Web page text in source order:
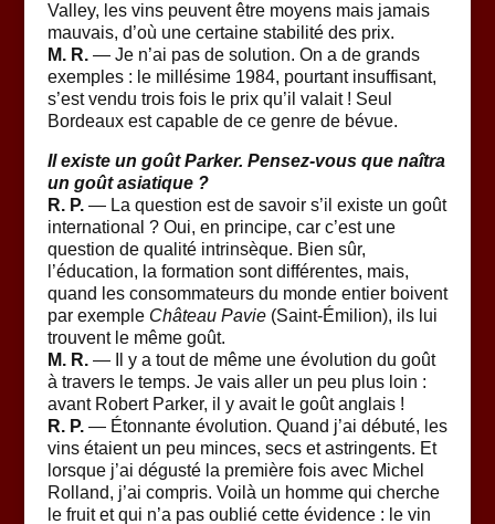
Valley, les vins peuvent être moyens mais jamais
mauvais, d’où une certaine stabilité des prix.
M. R.— Je n’ai pas de solution. On a de grands
exemples : le millésime 1984, pourtant insuffisant,
s’est vendu trois fois le prix qu’il valait ! Seul
Bordeaux est capable de ce genre de bévue.
Il existe un goût Parker. Pensez-vous que naîtra
un goût asiatique ?
R. P.— La question est de savoir s’il existe un goût
international ? Oui, en principe, car c’est une
question de qualité intrinsèque. Bien sûr,
l’éducation, la formation sont différentes, mais,
quand les consommateurs du monde entier boivent
par exemple Château Pavie (Saint-Émilion), ils lui
trouvent le même goût.
M. R.— Il y a tout de même une évolution du goût
à travers le temps. Je vais aller un peu plus loin :
avant Robert Parker, il y avait le goût anglais !
R. P.— Étonnante évolution. Quand j’ai débuté, les
vins étaient un peu minces, secs et astringents. Et
lorsque j’ai dégusté la première fois avec Michel
Rolland, j’ai compris. Voilà un homme qui cherche
le fruit et qui n’a pas oublié cette évidence : le vin